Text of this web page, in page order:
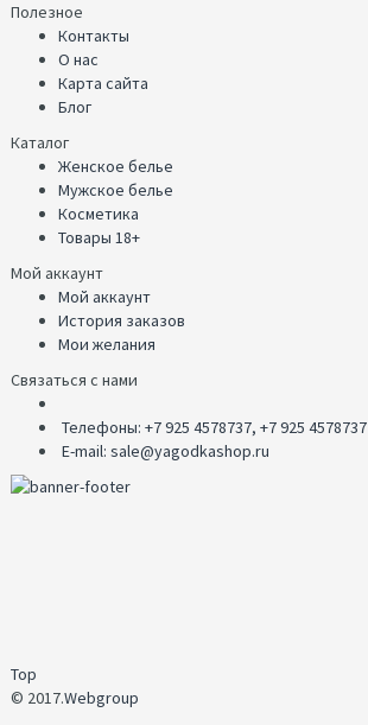
Полезное
Контакты
О нас
Карта сайта
Блог
Каталог
Женское белье
Мужское белье
Косметика
Товары 18+
Мой аккаунт
Мой аккаунт
История заказов
Мои желания
Связаться с нами
Телефоны: +7 925 4578737, +7 925 4578737
E-mail: sale@yagodkashop.ru
Top
© 2017.Webgroup